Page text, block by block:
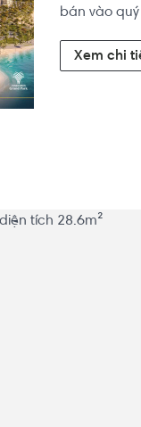
view sông giá tốt
tỷ view công viên
bán vào
Xem chi